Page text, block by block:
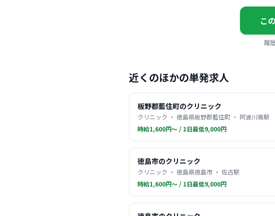
こ
履
近くのほかの単発求人
板野郡藍住町のクリニック
クリニック ・ 徳島県板野郡藍住町 ・ 阿波川端駅
時給1,600円〜 / 1日最低9,000円
徳島市のクリニック
クリニック ・ 徳島県徳島市 ・ 佐古駅
時給1,600円〜 / 1日最低9,000円